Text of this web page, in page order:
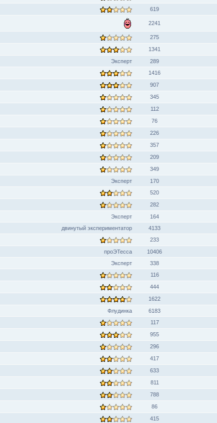
619
2241
275
1341
Эксперт
289
1416
907
345
112
76
226
357
209
349
Эксперт
170
520
282
Эксперт
164
двинутый экспериментатор
4133
233
проЭТесса
10406
Эксперт
338
116
444
1622
Флудинка
6183
117
955
296
417
633
811
788
86
415